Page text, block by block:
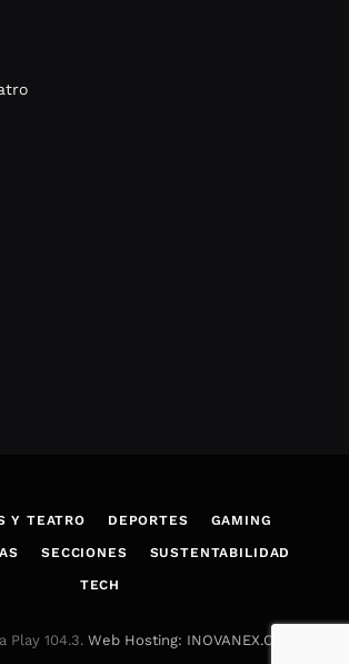
Y TEATRO DEPORTES GAMING
SECCIONES SUSTENTABILIDAD
TECH
Play 104.3. Web Hosting: INOVANEX.COM